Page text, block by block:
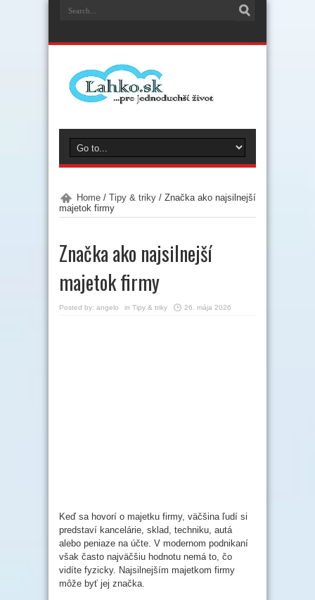
Home / Tipy & triky / Značka ako najsilnejší
majetok firmy
Značka ako najsilnejší
majetok firmy
Posted by: angelo in Tipy & triky 26. mája 2026
Keď sa hovorí o majetku firmy, väčšina ľudí si
predstaví kancelárie, sklad, techniku, autá
alebo peniaze na účte. V modernom podnikaní
však často najväčšiu hodnotu nemá to, čo
vidíte fyzicky. Najsilnejším majetkom firmy
môže byť jej značka.